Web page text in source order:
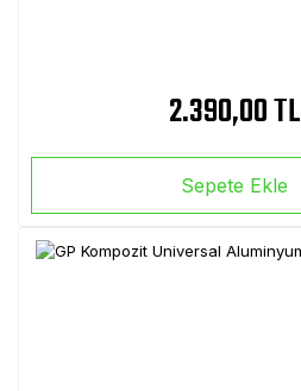
2.390,00 TL
Sepete Ekle